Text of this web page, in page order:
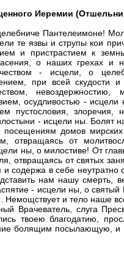
Иеремии
Пантелеимоне!
те язвы и струпы кои
и пристрастием к
о наших грехах
- исцели, о
при всей
осудливостью -
пустословия, злоречия,
- исцели ны. Болят
домов
отвращаясь от
ны, о милостиве! От
отвращаясь от святых
содержа в себе
нам нашу смерть,
- исцели ны, о
Немощствует и тело наше
Врачеватель, слуга
твоею благодатию,
болящим посылающую, и